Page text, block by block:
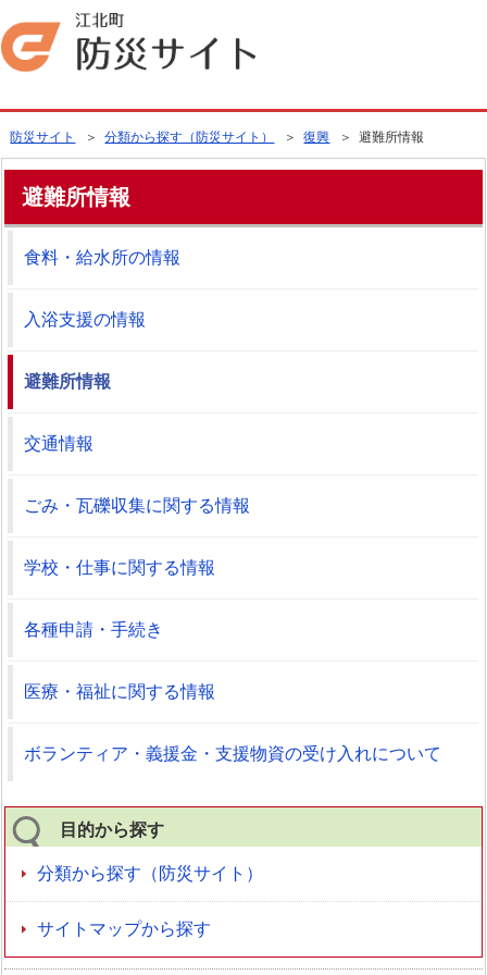
防災サイト ＞分類から探す（防災サイト） ＞復興 ＞ 避難所情報
避難所情報
食料・給水所の情報
入浴支援の情報
避難所情報
交通情報
ごみ・瓦礫収集に関する情報
学校・仕事に関する情報
各種申請・手続き
医療・福祉に関する情報
ボランティア・義援金・支援物資の受け入れについて
目的から探す
分類から探す（防災サイト）
サイトマップから探す